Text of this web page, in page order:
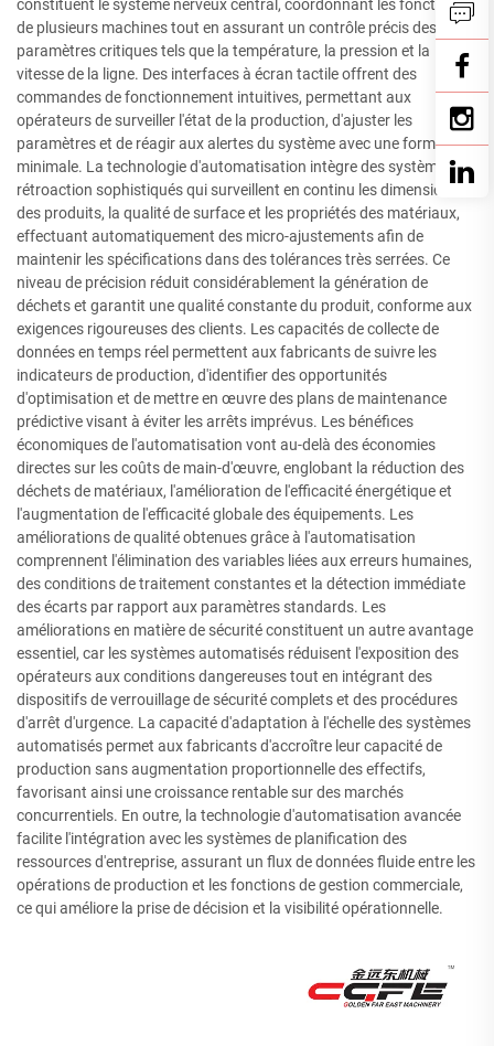
constituent le système nerveux central, coordonnant les fonctions
de plusieurs machines tout en assurant un contrôle précis des
paramètres critiques tels que la température, la pression et la
vitesse de la ligne. Des interfaces à écran tactile offrent des
commandes de fonctionnement intuitives, permettant aux
opérateurs de surveiller l'état de la production, d'ajuster les
paramètres et de réagir aux alertes du système avec une formation
minimale. La technologie d'automatisation intègre des systèmes de
rétroaction sophistiqués qui surveillent en continu les dimensions
des produits, la qualité de surface et les propriétés des matériaux,
effectuant automatiquement des micro-ajustements afin de
maintenir les spécifications dans des tolérances très serrées. Ce
niveau de précision réduit considérablement la génération de
déchets et garantit une qualité constante du produit, conforme aux
exigences rigoureuses des clients. Les capacités de collecte de
données en temps réel permettent aux fabricants de suivre les
indicateurs de production, d'identifier des opportunités
d'optimisation et de mettre en œuvre des plans de maintenance
prédictive visant à éviter les arrêts imprévus. Les bénéfices
économiques de l'automatisation vont au-delà des économies
directes sur les coûts de main-d'œuvre, englobant la réduction des
déchets de matériaux, l'amélioration de l'efficacité énergétique et
l'augmentation de l'efficacité globale des équipements. Les
améliorations de qualité obtenues grâce à l'automatisation
comprennent l'élimination des variables liées aux erreurs humaines,
des conditions de traitement constantes et la détection immédiate
des écarts par rapport aux paramètres standards. Les
améliorations en matière de sécurité constituent un autre avantage
essentiel, car les systèmes automatisés réduisent l'exposition des
opérateurs aux conditions dangereuses tout en intégrant des
dispositifs de verrouillage de sécurité complets et des procédures
d'arrêt d'urgence. La capacité d'adaptation à l'échelle des systèmes
automatisés permet aux fabricants d'accroître leur capacité de
production sans augmentation proportionnelle des effectifs,
favorisant ainsi une croissance rentable sur des marchés
concurrentiels. En outre, la technologie d'automatisation avancée
facilite l'intégration avec les systèmes de planification des
ressources d'entreprise, assurant un flux de données fluide entre les
opérations de production et les fonctions de gestion commerciale,
ce qui améliore la prise de décision et la visibilité opérationnelle.